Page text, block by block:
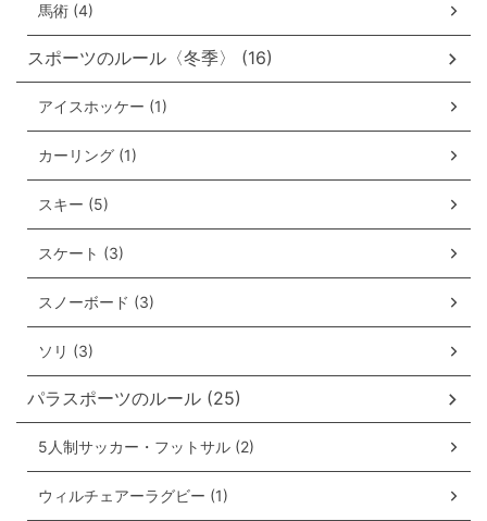
馬術 (4)
スポーツのルール〈冬季〉 (16)
アイスホッケー (1)
カーリング (1)
スキー (5)
スケート (3)
スノーボード (3)
ソリ (3)
パラスポーツのルール (25)
5人制サッカー・フットサル (2)
ウィルチェアーラグビー (1)